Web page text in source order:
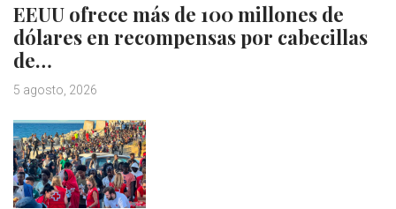
EEUU ofrece más de 100 millones de
dólares en recompensas por cabecillas
de…
5 agosto, 2026